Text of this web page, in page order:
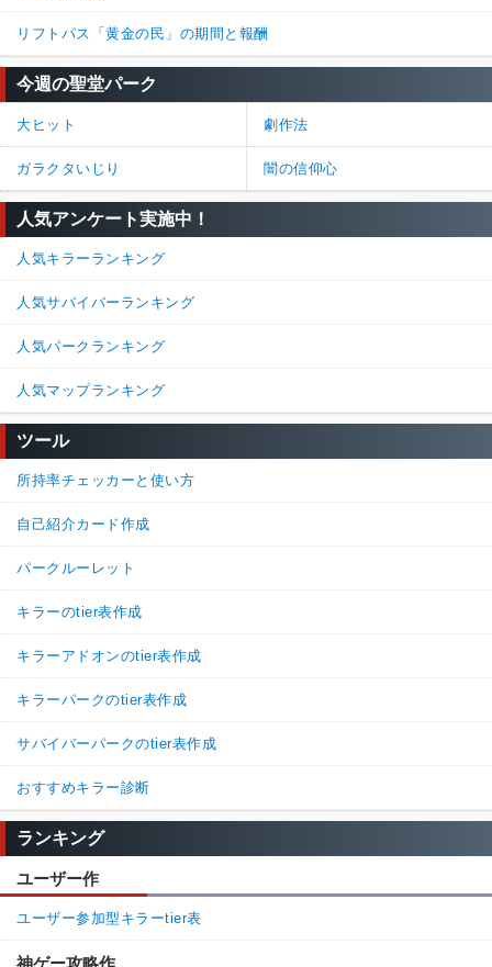
リフトパス「黄金の民」の期間と報酬
今週の聖堂パーク
大ヒット 劇作法
ガラクタいじり 闇の信仰心
人気アンケート実施中！
人気キラーランキング
人気サバイバーランキング
人気パークランキング
人気マップランキング
ツール
所持率チェッカーと使い方
自己紹介カード作成
パークルーレット
キラーのtier表作成
キラーアドオンのtier表作成
キラーパークのtier表作成
サバイバーパークのtier表作成
おすすめキラー診断
ランキング
ユーザー作
ユーザー参加型キラーtier表
神ゲー攻略作